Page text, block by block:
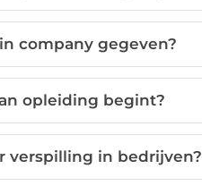
company gegeven?
opleiding begint?
verspilling in bedrijven?